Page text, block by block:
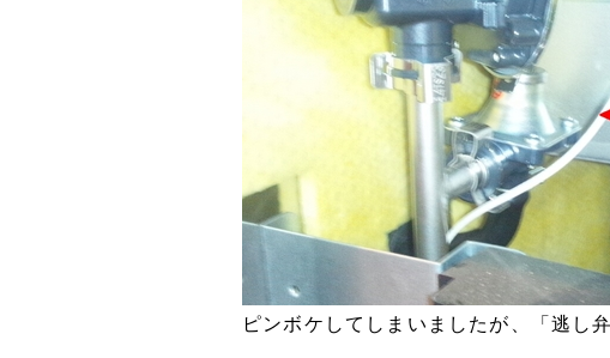
ピンボケしてしまいましたが、「逃し